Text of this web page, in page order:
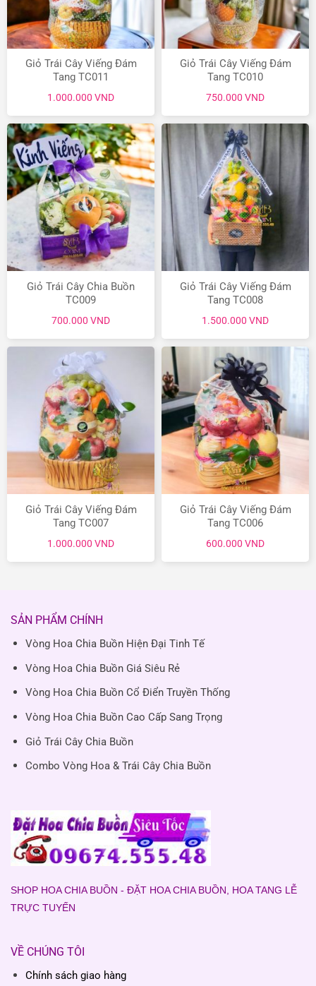
Giỏ Trái Cây Viếng Đám
Tang TC011
1.000.000 VND
Giỏ Trái Cây Viếng Đám
Tang TC010
750.000 VND
Giỏ Trái Cây Chia Buồn
TC009
700.000 VND
Giỏ Trái Cây Viếng Đám
Tang TC008
1.500.000 VND
Giỏ Trái Cây Viếng Đám
Tang TC007
1.000.000 VND
Giỏ Trái Cây Viếng Đám
Tang TC006
600.000 VND
SẢN PHẨM CHÍNH
Vòng Hoa Chia Buồn Hiện Đại Tinh Tế
Vòng Hoa Chia Buồn Giá Siêu Rẻ
Vòng Hoa Chia Buồn Cổ Điển Truyền Thống
Vòng Hoa Chia Buồn Cao Cấp Sang Trọng
Giỏ Trái Cây Chia Buồn
Combo Vòng Hoa & Trái Cây Chia Buồn
SHOP HOA CHIA BUỒN - ĐẶT HOA CHIA BUỒN, HOA TANG LỄ
TRỰC TUYẾN
VỀ CHÚNG TÔI
Chính sách giao hàng